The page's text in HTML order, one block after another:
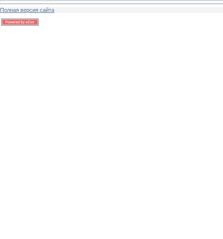
Полная версия сайта